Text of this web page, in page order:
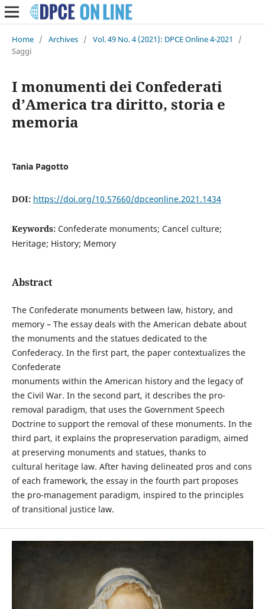
Home / Archives / Vol. 49 No. 4 (2021): DPCE Online 4-2021
/
Saggi
I monumenti dei Confederati
d’America tra diritto, storia e
memoria
Tania Pagotto
DOI: https://doi.org/10.57660/dpceonline.2021.1434
Keywords: Confederate monuments; Cancel culture;
Heritage; History; Memory
Abstract
The Confederate monuments between law, history, and
memory – The essay deals with the American debate about
the monuments and the statues dedicated to the
Confederacy. In the first part, the paper contextualizes the
Confederate
monuments within the American history and the legacy of
the Civil War. In the second part, it describes the pro-
removal paradigm, that uses the Government Speech
Doctrine to support the removal of these monuments. In the
third part, it explains the propreservation paradigm, aimed
at preserving monuments and statues, thanks to
cultural heritage law. After having delineated pros and cons
of each framework, the essay in the fourth part proposes
the pro-management paradigm, inspired to the principles
of transitional justice law.